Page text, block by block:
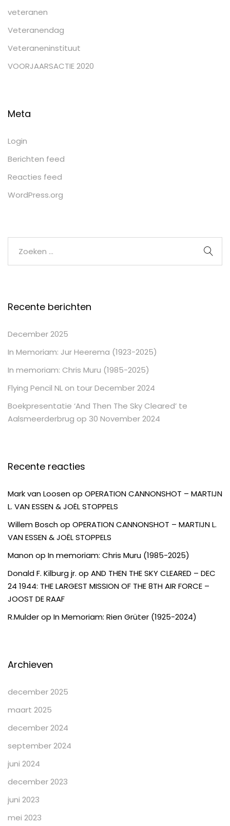
veteranen
Veteranendag
Veteraneninstituut
VOORJAARSACTIE 2020
Meta
Login
Berichten feed
Reacties feed
WordPress.org
Recente berichten
December 2025
In Memoriam: Jur Heerema (1923-2025)
In memoriam: Chris Muru (1985-2025)
Flying Pencil NL on tour December 2024
Boekpresentatie ‘And Then The Sky Cleared’ te
Aalsmeerderbrug op 30 November 2024
Recente reacties
Mark van Loosenop OPERATION CANNONSHOT – MARTIJN
L. VAN ESSEN & JOËL STOPPELS
Willem Boschop OPERATION CANNONSHOT – MARTIJN L.
VAN ESSEN & JOËL STOPPELS
Manonop In memoriam: Chris Muru (1985-2025)
Donald F. Kilburg jr. op AND THEN THE SKY CLEARED – DEC
24 1944: THE LARGEST MISSION OF THE 8TH AIR FORCE –
JOOST DE RAAF
R.Mulderop In Memoriam: Rien Grüter (1925-2024)
Archieven
december 2025
maart 2025
december 2024
september 2024
juni 2024
december 2023
juni 2023
mei 2023